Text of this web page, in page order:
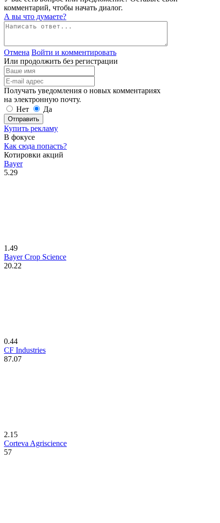
комментарий, чтобы начать диалог.
А вы что думаете?
Отмена Войти и комментировать
Или продолжить без регистрации
Получать уведомления о новых комментариях
на электронную почту.
Нет
Да
Отправить
Купить рекламу
В фокусе
Как сюда попасть?
Котировки акций
Bayer
5.29
1.49
Bayer Crop Science
20.22
0.44
CF Industries
87.07
2.15
Corteva Agriscience
57